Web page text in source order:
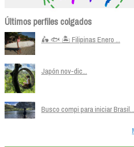
Últimos perfiles colgados
🛵 🐟 🏝️ Filipinas Enero ...
Japón nov-dic...
Busco compi para iniciar Brasil...